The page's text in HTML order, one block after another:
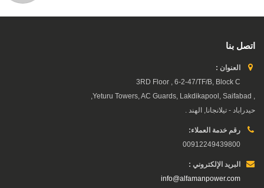
اتصل بنا
العنوان :
3RD Floor , 6-2-47/TF/B, Block C
حيدراباد - تيلانجانا, الهند .
رقم خدمة العملاء:
00912249439800
البريد الإلكتروني :
info@alfamanpower.com